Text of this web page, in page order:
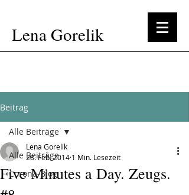
Lena Gorelik
Beitrag
Alle Beiträge
Corona-Blog
Alle Beiträge
Five Minutes a Day. Zeugs.
Lena Gorelik
28. Feb. 2014 1 Min. Lesezeit